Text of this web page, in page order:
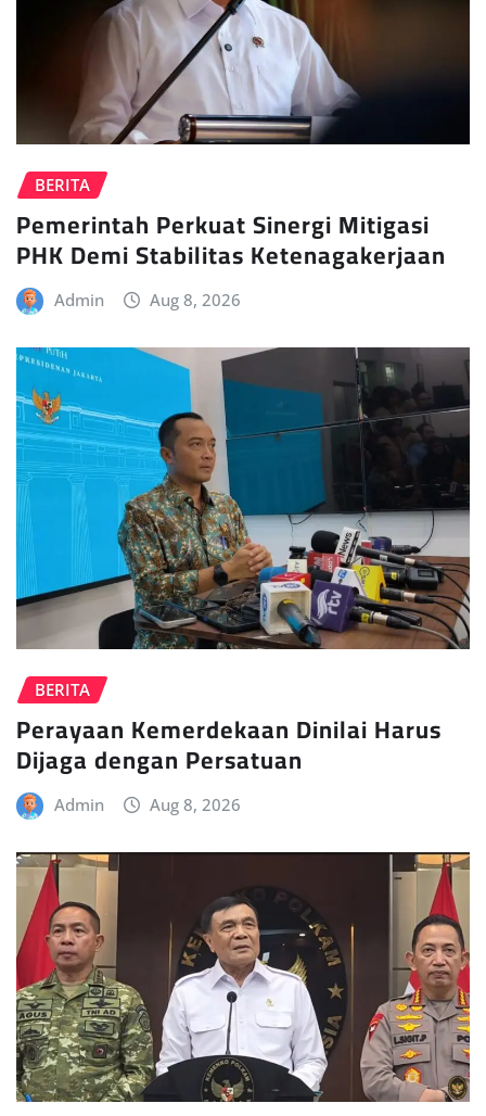
BERITA
Pemerintah Perkuat Sinergi Mitigasi
PHK Demi Stabilitas Ketenagakerjaan
Admin Aug 8, 2026
BERITA
Perayaan Kemerdekaan Dinilai Harus
Dijaga dengan Persatuan
Admin Aug 8, 2026